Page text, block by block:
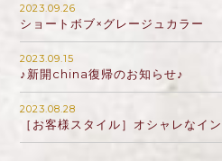
2023.09.26
ショートボブ×グレージュカラー
2023.09.15
♪新開china復帰のお知らせ♪
2023.08.28
［お客様スタイル］オシャレなイ